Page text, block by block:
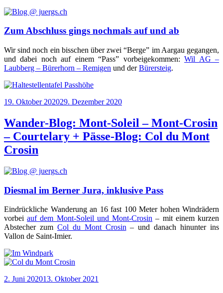
Zum Abschluss gings nochmals auf und ab
Wir sind noch ein biss­chen über zwei “Ber­ge” im Aar­gau gegan­gen,
und dabei noch auf einem “Pass” vor­bei­ge­kom­men:Wil AG –
Laub­berg – Bürer­horn – Remi­gen und derBürer­steig.
Veröffentlicht
19. Oktober 202029. Dezember 2020
Wander-Blog: Mont-Soleil – Mont-Crosin
– Courtelary + Pässe-Blog: Col du Mont
Crosin
Diesmal im Berner Jura, inklusive Pass
Ein­drück­li­che Wan­de­rung an 16 fast 100 Meter hohen Wind­rä­dern
vor­beiauf dem Mont-Sol­eil und Mont-Cro­sin – mit einem kur­zen
Abste­cher zum Col du Mont Cro­sin – und danach hin­un­ter ins
Vallon de Saint-Imier.
Veröffentlicht
2. Juni 202013. Oktober 2021